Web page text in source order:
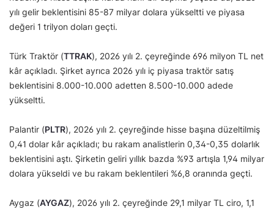
yılı gelir beklentisini 85-87 milyar dolara yükseltti ve piyasa
değeri 1 trilyon doları geçti.
Türk Traktör (TTRAK), 2026 yılı 2. çeyreğinde 696 milyon TL net
kâr açıkladı. Şirket ayrıca 2026 yılı iç piyasa traktör satış
beklentisini 8.000-10.000 adetten 8.500-10.000 adede
yükseltti.
Palantir (PLTR), 2026 yılı 2. çeyreğinde hisse başına düzeltilmiş
0,41 dolar kâr açıkladı; bu rakam analistlerin 0,34-0,35 dolarlık
beklentisini aştı. Şirketin geliri yıllık bazda %93 artışla 1,94 milyar
dolara yükseldi ve bu rakam beklentileri %6,8 oranında geçti.
Aygaz (AYGAZ), 2026 yılı 2. çeyreğinde 29,1 milyar TL ciro, 1,1